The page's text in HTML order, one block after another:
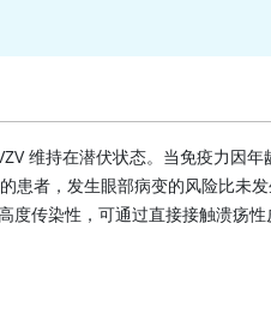
维持在潜伏状态。当免疫力因
患者，发生眼部病变的风险比未
度传染性，可通过直接接触溃疡